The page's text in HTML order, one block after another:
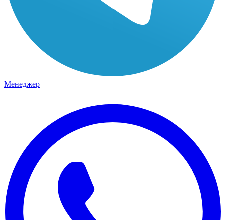
Менеджер